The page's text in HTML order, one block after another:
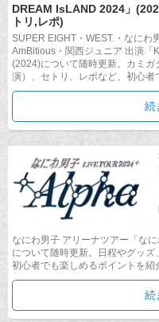
DREAM IsLAND 2024」
トリ,レポ)
SUPER EIGHT・WEST.・なにわ
AmBitious・関西ジュニア 出演「
(2024)について随時更新。カミ
演）、セトリ、レポなど、初心者
続
なにわ男子 アリーナツアー「な
について随時更新。日程やグッズ
初心者でも楽しめるポイントを紹
続